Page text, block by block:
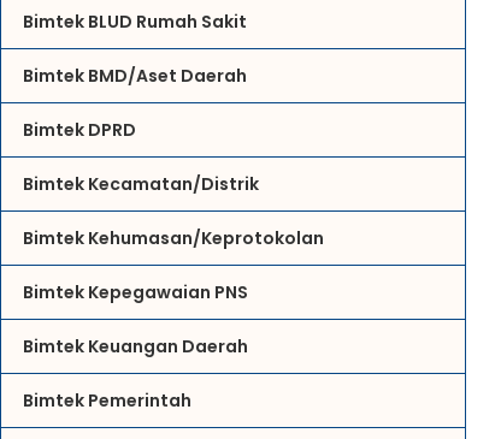
Bimtek BLUD Rumah Sakit
Bimtek BMD/Aset Daerah
Bimtek DPRD
Bimtek Kecamatan/Distrik
Bimtek Kehumasan/Keprotokolan
Bimtek Kepegawaian PNS
Bimtek Keuangan Daerah
Bimtek Pemerintah